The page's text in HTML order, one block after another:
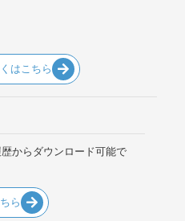
はこちら
からダウンロード可能で
ら